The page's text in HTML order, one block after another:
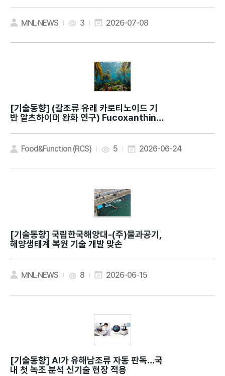
MNL·NEWS 3 2026-07-08
[기술동향]
반 알츠하이머 완화 연구) Fucoxanthin e
utophagic flux and attenuates fer
roptosis in Alzheimer's disease mo
dels
Food&Function (RCS) 5 2026-06-24
[기술동향]
해양생태계 복원 기술 개발 맞손
MNL·NEWS 8 2026-06-15
[기술동향]
내 첫 녹조 분석 신기술 현장 적용